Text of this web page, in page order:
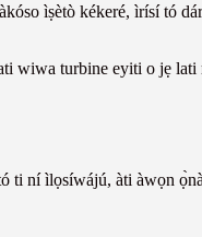
ìṣètò kékeré, ìrísí tó
wiwa turbine eyiti o jẹ
ti ní ìlọsíwájú, àti àwọn